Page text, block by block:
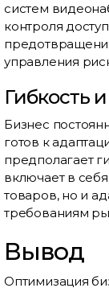
систем
контроля
управления
Гибкость
Бизнес
готов к
предполагает
включает в
товаров, но и
требованиям
Вывод
Оптимизация